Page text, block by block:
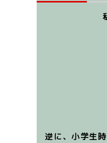
逆に、小学生